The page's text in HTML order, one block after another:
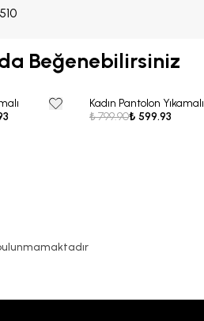
Beğenebilirsiniz
25% OFF
Kadın Pantolon Yıkamalı
₺ 799.90₺ 599.93